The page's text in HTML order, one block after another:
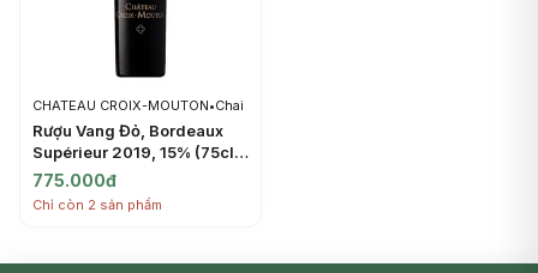
CHATEAU CROIX-MOUTON•Chai
Rượu Vang Đỏ, Bordeaux
Supérieur 2019, 15% (75cl)
- CHATEAU CROIX-
MOUTON
775.000đ
Chỉ còn 2 sản phẩm